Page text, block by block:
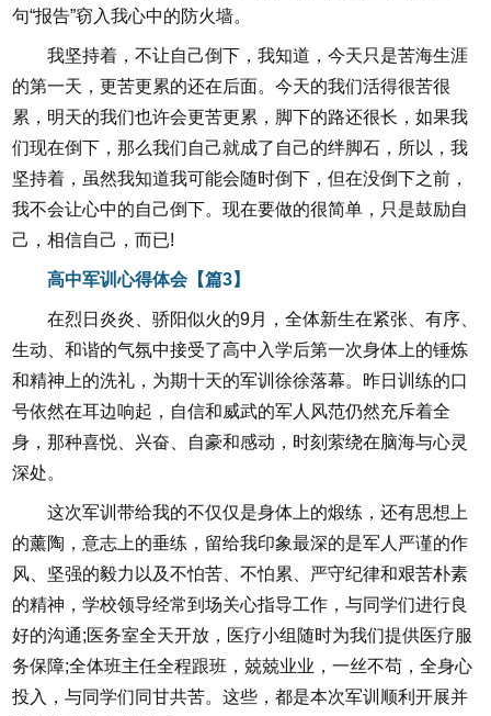
句“报告”窃入我心中的防火墙。
我坚持着，不让自己倒下，我知道，今天只是苦海生涯
的第一天，更苦更累的还在后面。今天的我们活得很苦很
累，明天的我们也许会更苦更累，脚下的路还很长，如果我
们现在倒下，那么我们自己就成了自己的绊脚石，所以，我
坚持着，虽然我知道我可能会随时倒下，但在没倒下之前，
我不会让心中的自己倒下。现在要做的很简单，只是鼓励自
己，相信自己，而已!
高中军训心得体会【篇3】
在烈日炎炎、骄阳似火的9月，全体新生在紧张、有序、
生动、和谐的气氛中接受了高中入学后第一次身体上的锤炼
和精神上的洗礼，为期十天的军训徐徐落幕。昨日训练的口
号依然在耳边响起，自信和威武的军人风范仍然充斥着全
身，那种喜悦、兴奋、自豪和感动，时刻萦绕在脑海与心灵
深处。
这次军训带给我的不仅仅是身体上的煅练，还有思想上
的薰陶，意志上的垂练，留给我印象最深的是军人严谨的作
风、坚强的毅力以及不怕苦、不怕累、严守纪律和艰苦朴素
的精神，学校领导经常到场关心指导工作，与同学们进行良
好的沟通;医务室全天开放，医疗小组随时为我们提供医疗服
务保障;全体班主任全程跟班，兢兢业业，一丝不苟，全身心
投入，与同学们同甘共苦。这些，都是本次军训顺利开展并